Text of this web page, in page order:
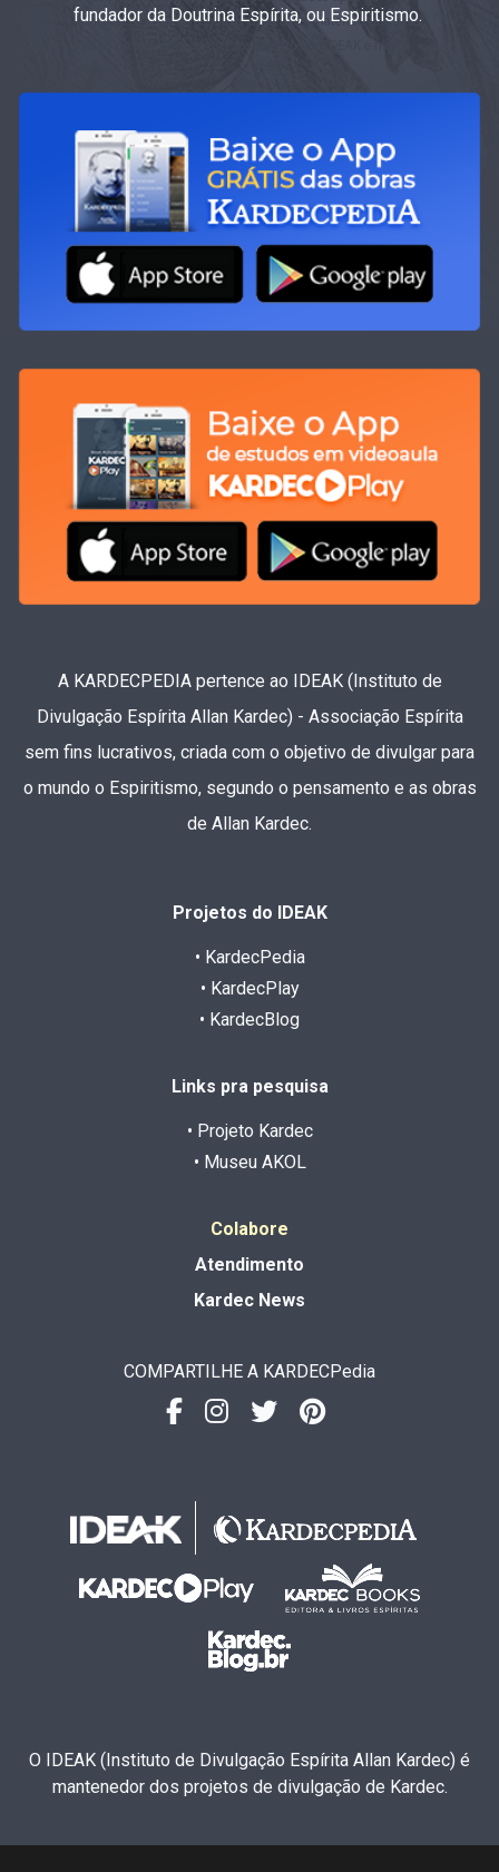
fundador da Doutrina Espírita, ou Espiritismo.
A KARDECPEDIA pertence ao IDEAK (Instituto de
Divulgação Espírita Allan Kardec) - Associação Espírita
sem fins lucrativos, criada com o objetivo de divulgar para
o mundo o Espiritismo, segundo o pensamento e as obras
de Allan Kardec.
Projetos do IDEAK
• KardecPedia
• KardecPlay
• KardecBlog
Links pra pesquisa
• Projeto Kardec
• Museu AKOL
Colabore
Atendimento
Kardec News
COMPARTILHE A KARDECPedia
O IDEAK (Instituto de Divulgação Espírita Allan Kardec) é
mantenedor dos projetos de divulgação de Kardec.